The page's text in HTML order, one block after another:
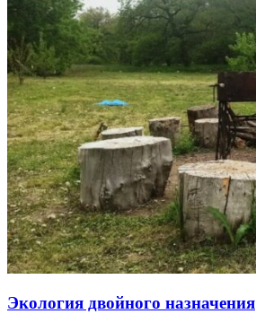
Экология двойного назначения